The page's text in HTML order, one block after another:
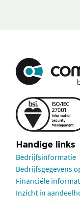
Handige links
Bedrijfsinformatie
Bedrijfsgegevens
Financiële
Inzicht in